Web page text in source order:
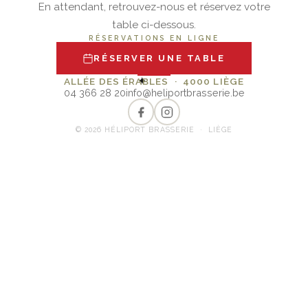
En attendant, retrouvez-nous et réservez votre
table ci-dessous.
RÉSERVATIONS EN LIGNE
RÉSERVER UNE TABLE
✦
ALLÉE DES ÉRABLES · 4000 LIÈGE
04 366 28 20info@heliportbrasserie.be
© 2026 HÉLIPORT BRASSERIE · LIÈGE